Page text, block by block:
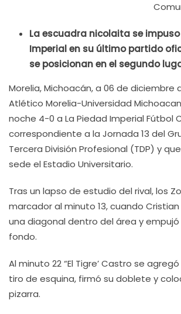
La escuadra nicolaita se
Imperial en su último partido
se posicionan en el segundo
Morelia, Michoacán, a 06 de diciembre
Atlético Morelia-Universidad
noche 4-0 a La Piedad Imperial Fútbol
correspondiente a la Jornada 13 del
Tercera División Profesional (TDP) y
sede el Estadio Universitario.
Tras un lapso de estudio del rival, los
marcador al minuto 13, cuando
una diagonal dentro del área y
fondo.
Al minuto 22 “El Tigre’ Castro se
tiro de esquina, firmó su doblete y
pizarra.